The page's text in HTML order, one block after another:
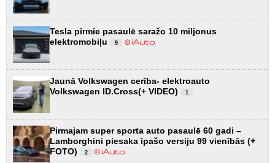
Tesla pirmie pasaulē saražo 10 miljonus
elektromobiļu
9
Jaunā Volkswagen cerība- elektroauto
Volkswagen ID.Cross(+ VIDEO)
1
Pirmajam super sporta auto pasaulē 60 gadi –
Lamborghini piesaka īpašo versiju 99 vienībās (+
FOTO)
2